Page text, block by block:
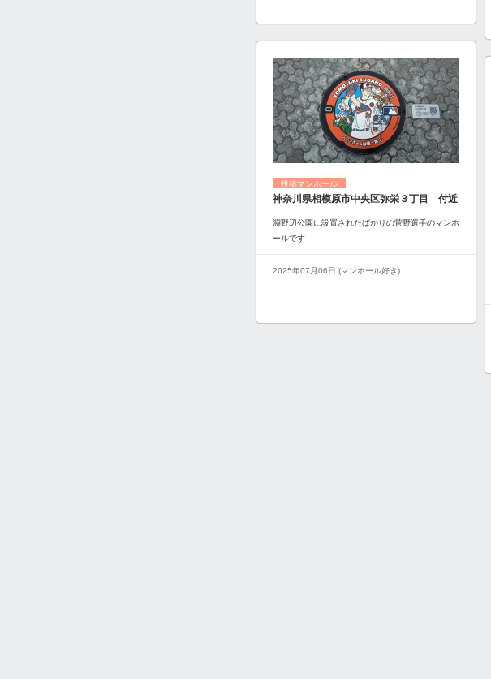
投稿マンホール
神奈川県相模原市中央区弥栄３丁目 付近
淵野辺公園に設置されたばかりの菅野選手のマンホ
ールです
2025年07月06日 (マンホール好き)